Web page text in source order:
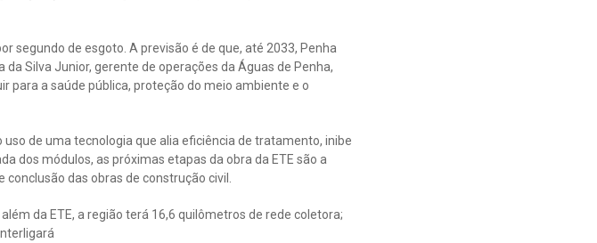
segundo de esgoto. A previsão é de que, até 2033, Penha
Silva Junior, gerente de operações da Águas de Penha,
para a saúde pública, proteção do meio ambiente e o
de uma tecnologia que alia eficiência de tratamento, inibe
dos módulos, as próximas etapas da obra da ETE são a
das obras de construção civil.
da ETE, a região terá 16,6 quilômetros de rede coletora;